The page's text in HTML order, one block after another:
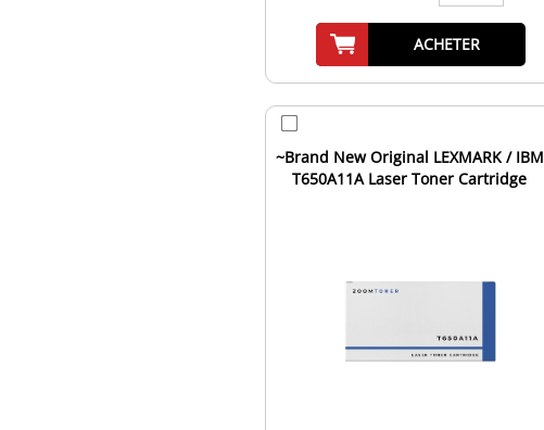
ACHETER
~Brand New Original LEXMARK / IBM
T650A11A Laser Toner Cartridge